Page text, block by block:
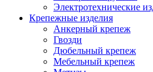
Электротехнические
Крепежные изделия
Анкерный крепеж
Гвозди
Дюбельный крепеж
Мебельный крепеж